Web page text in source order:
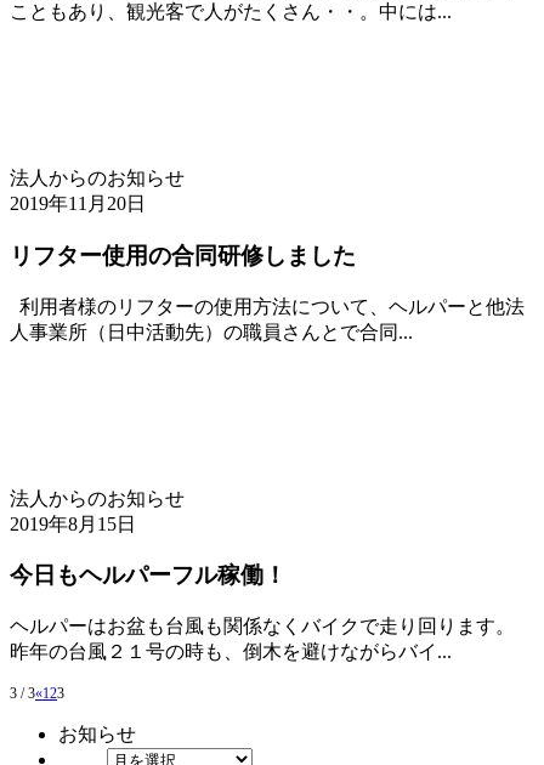
こともあり、観光客で人がたくさん・・。中には...
法人からのお知らせ
2019年11月20日
リフター使用の合同研修しました
利用者様のリフターの使用方法について、ヘルパーと他法
人事業所（日中活動先）の職員さんとで合同...
法人からのお知らせ
2019年8月15日
今日もヘルパーフル稼働！
ヘルパーはお盆も台風も関係なくバイクで走り回ります。
昨年の台風２１号の時も、倒木を避けながらバイ...
3 / 3«123
お知らせ